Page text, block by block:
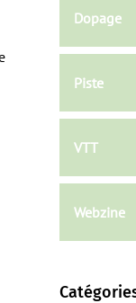
Dopage
Piste
VTT
Webzine